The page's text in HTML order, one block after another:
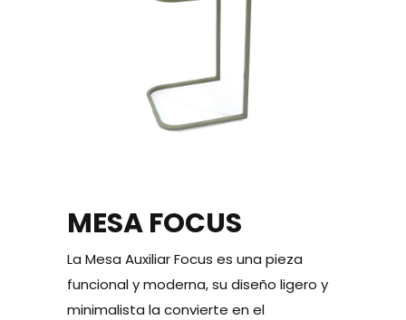
MESA FOCUS
La Mesa Auxiliar Focus es una pieza
funcional y moderna, su diseño ligero y
minimalista la convierte en el